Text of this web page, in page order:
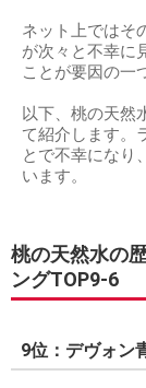
ネット上ではそ
が次々と不幸に
ことが要因の一
以下、桃の天然
て紹介します。
とで不幸になり
います。
桃の天然水の
ングTOP9-6
9位：デヴォン